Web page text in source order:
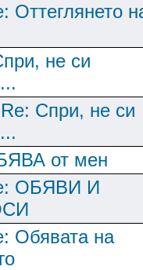
Оттеглянето
не си
Re: Спри, не си
от мен
ОБЯВИ И
Обявата на